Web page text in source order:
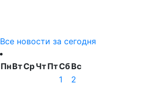
Все новости за сегодня
ПнВтСрЧтПтСбВс
1
2